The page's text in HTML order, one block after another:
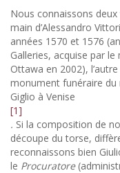
Nous connaissons
main d’Alessandro
années 1570 et 1576
Galleries, acquise par
Ottawa en 2002),
monument funéraire du
Giglio à Venise
[1]
. Si la composition de
découpe du torse,
reconnaissons bien
le Procuratore